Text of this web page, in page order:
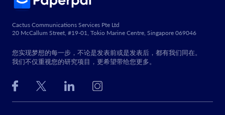
Cactus Communications Services Pte Ltd
20 McCallum Street, #19-01, Tokio Marine Centre, Singapore 069046
您实现梦想的每一步，不论是发表前或是发表后，都有我们同在。
我们不仅重视您的研究项目，更希望带给您更多。